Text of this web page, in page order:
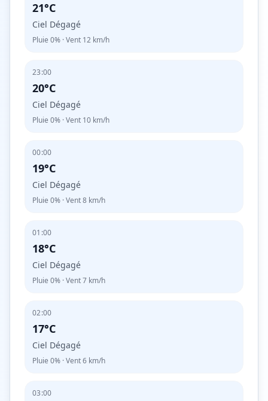
21°C
Ciel Dégagé
Pluie 0% · Vent 12 km/h
23:00
20°C
Ciel Dégagé
Pluie 0% · Vent 10 km/h
00:00
19°C
Ciel Dégagé
Pluie 0% · Vent8 km/h
01:00
18°C
Ciel Dégagé
Pluie 0% · Vent7 km/h
02:00
17°C
Ciel Dégagé
Pluie 0% · Vent6 km/h
03:00